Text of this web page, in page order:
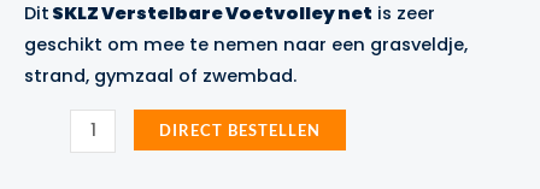
Dit SKLZ Verstelbare Voetvolley net is zeer
geschikt om mee te nemen naar een grasveldje,
strand, gymzaal of zwembad.
Verstelbaar
Voetvolley
DIRECT BESTELLEN